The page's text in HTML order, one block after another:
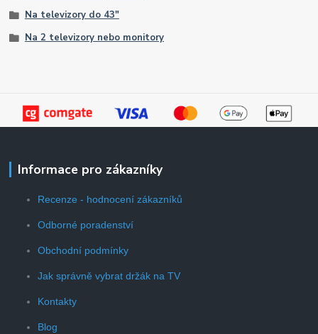
Na televizory do 43"
Na 2 televizory nebo monitory
Informace pro zákazníky
Recenze - hodnocení zákazníků
Odborné poradenství
Obchodní podmínky
Jak správně vybrat držák na TV
Kontakty
Blog